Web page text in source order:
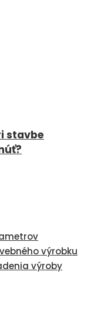
stavbe
výrobku
výroby